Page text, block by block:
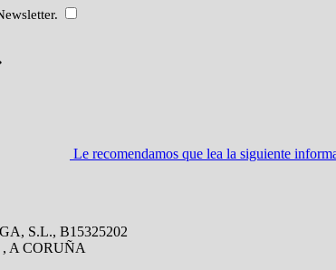
Le recomendamos que lea la siguiente
S.L., B15325202
A CORUÑA